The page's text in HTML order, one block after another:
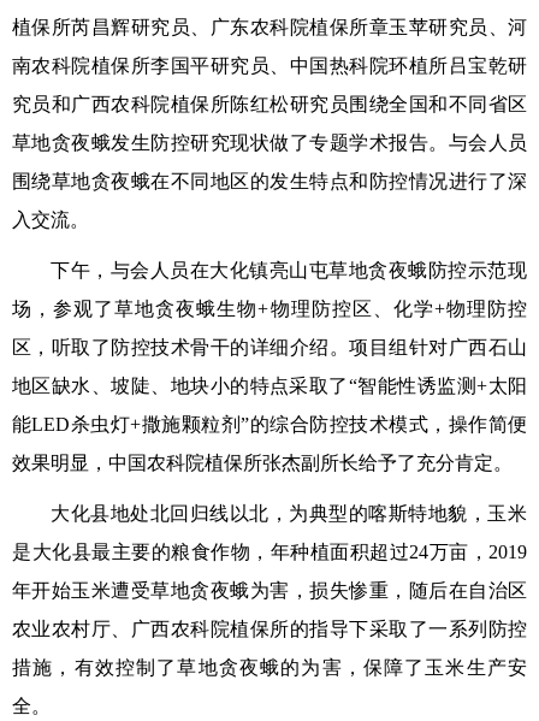
植保所芮昌辉研究员、广东农科院植保所章玉苹研究员、河
南农科院植保所李国平研究员、中国热科院环植所吕宝乾研
究员和广西农科院植保所陈红松研究员围绕全国和不同省区
草地贪夜蛾发生防控研究现状做了专题学术报告。与会人员
围绕草地贪夜蛾在不同地区的发生特点和防控情况进行了深
入交流。
下午，与会人员在大化镇亮山屯草地贪夜蛾防控示范现
场，参观了草地贪夜蛾生物+物理防控区、化学+物理防控
区，听取了防控技术骨干的详细介绍。项目组针对广西石山
地区缺水、坡陡、地块小的特点采取了“智能性诱监测+太阳
能LED杀虫灯+撒施颗粒剂”的综合防控技术模式，操作简便
效果明显，中国农科院植保所张杰副所长给予了充分肯定。
大化县地处北回归线以北，为典型的喀斯特地貌，玉米
是大化县最主要的粮食作物，年种植面积超过24万亩，2019
年开始玉米遭受草地贪夜蛾为害，损失惨重，随后在自治区
农业农村厅、广西农科院植保所的指导下采取了一系列防控
措施，有效控制了草地贪夜蛾的为害，保障了玉米生产安
全。